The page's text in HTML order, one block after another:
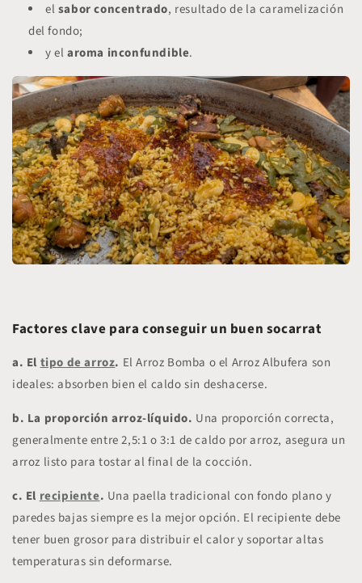
elsabor concentrado, resultado de la caramelización
del fondo;
y elaroma inconfundible.
Factores clave para conseguir un buen socarrat
a. Eltipo de arroz. El Arroz Bomba o el Arroz Albufera son
ideales: absorben bien el caldo sin deshacerse.
b. La proporción arroz-líquido. Una proporción correcta,
generalmente entre 2,5:1 o 3:1 de caldo por arroz, asegura un
arroz listo para tostar al final de la cocción.
c. Elrecipiente. Una paella tradicional con fondo plano y
paredes bajas siempre es la mejor opción. El recipiente debe
tener buen grosor para distribuir el calor y soportar altas
temperaturas sin deformarse.